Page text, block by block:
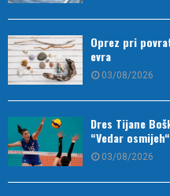
Oprez pri
evra
03/08/2026
Dres Tijane
“Vedar
03/08/2026